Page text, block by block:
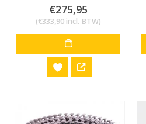
0out of 5
€275,95
(€333,90 incl. BTW)